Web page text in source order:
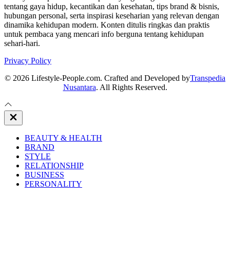
tentang gaya hidup, kecantikan dan kesehatan, tips brand & bisnis,
hubungan personal, serta inspirasi keseharian yang relevan dengan
dinamika kehidupan modern. Konten ditulis ringkas dan praktis
untuk pembaca yang mencari info berguna tentang kehidupan
sehari-hari.
Privacy Policy
© 2026 Lifestyle-People.com. Crafted and Developed byTranspedia
Nusantara. All Rights Reserved.
Close
Off
BEAUTY & HEALTH
BRAND
STYLE
RELATIONSHIP
BUSINESS
PERSONALITY